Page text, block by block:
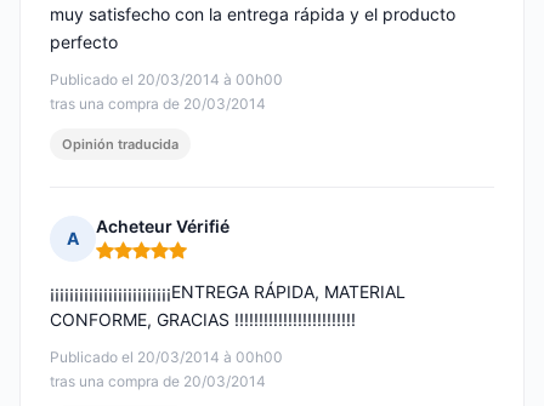
Publicado el 20/03/2014 à 00h00
tras una compra de 20/03/2014
muy satisfecho con la entrega rápida y el producto
perfecto
Opinión traducida
A
Acheteur Vérifié
Nota: 5 de 5
Publicado el 20/03/2014 à 00h00
tras una compra de 20/03/2014
¡¡¡¡¡¡¡¡¡¡¡¡¡¡¡¡¡¡¡¡¡¡¡¡¡ENTREGA RÁPIDA, MATERIAL
CONFORME, GRACIAS !!!!!!!!!!!!!!!!!!!!!!!!!